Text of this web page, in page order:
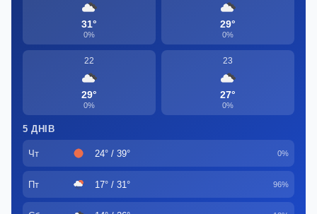
31°
0%
29°
0%
22
29°
0%
23
27°
0%
5 ДНІВ
Чт 24° / 39° 0%
Пт 17° / 31° 96%